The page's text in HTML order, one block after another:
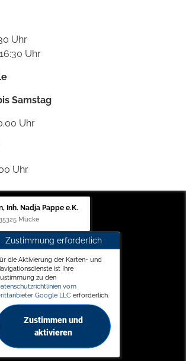
Uhr
Uhr
Samstag
Uhr
Uhr
Inh. Nadja Pappe e.K.
Mücke
Zustimmung erforderlich
die Aktivierung der Karten- und
ist Ihre
zu den
vom
Google LLC erforderlich.
Zustimmen und
aktivieren